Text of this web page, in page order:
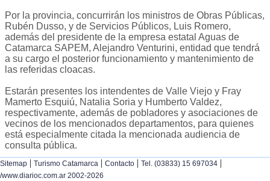
Por la provincia, concurrirán los ministros de Obras Públicas,
Rubén Dusso, y de Servicios Públicos, Luis Romero,
además del presidente de la empresa estatal Aguas de
Catamarca SAPEM, Alejandro Venturini, entidad que tendrá
a su cargo el posterior funcionamiento y mantenimiento de
las referidas cloacas.
Estarán presentes los intendentes de Valle Viejo y Fray
Mamerto Esquiú, Natalia Soria y Humberto Valdez,
respectivamente, además de pobladores y asociaciones de
vecinos de los mencionados departamentos, para quienes
está especialmente citada la mencionada audiencia de
consulta pública.
Sitemap | Turismo Catamarca | Contacto | Tel. (03833) 15 697034 |
/www.diarioc.com.ar 2002-2026